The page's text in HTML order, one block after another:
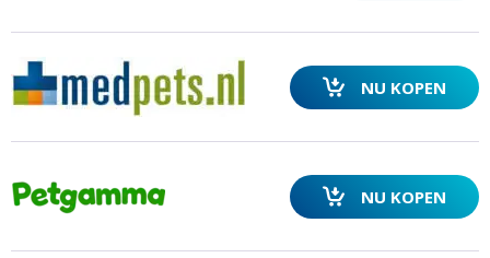
ZOEKEN
NU KOPEN
NU KOPEN